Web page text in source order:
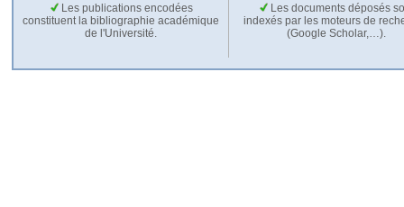
Les publications encodées
constituent la bibliographie académique
de l'Université.
Les documents déposés
indexés par les moteurs de
(Google Scholar,…).